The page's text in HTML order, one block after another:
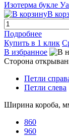
Изотерма букле
В
Подробнее
Купить в 1 клик
В избранное
Сторона
Петли
Петли слева
Ширина короба,
860
960